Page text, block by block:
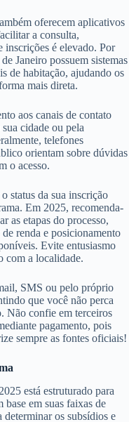
oferecem aplicativos
a consulta,
inscrições é elevado. Por
Janeiro possuem sistemas
de habitação, ajudando os
mais direta.
aos canais de contato
cidade ou pela
telefones
orientam sobre dúvidas
o acesso.
status da sua inscrição
Em 2025, recomenda-
as etapas do processo,
renda e posicionamento
Evite entusiasmo
com a localidade.
SMS ou pelo próprio
que você não perca
Não confie em terceiros
pagamento, pois
sempre as fontes oficiais!
está estruturado para
em suas faixas de
determinar os subsídios e